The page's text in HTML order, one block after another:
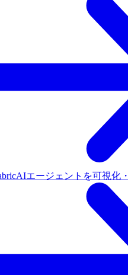
AIエージェントを可視化